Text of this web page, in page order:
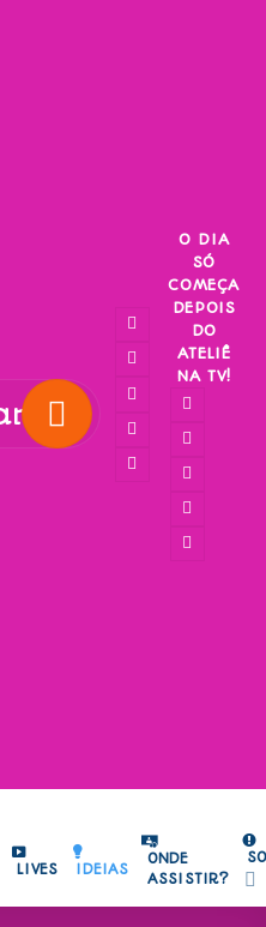
O DIA
SÓ
COMEÇA
DEPOIS
DO
ATELIÊ
NA TV!
LIVES IDEIAS
ONDE
ASSISTIR?